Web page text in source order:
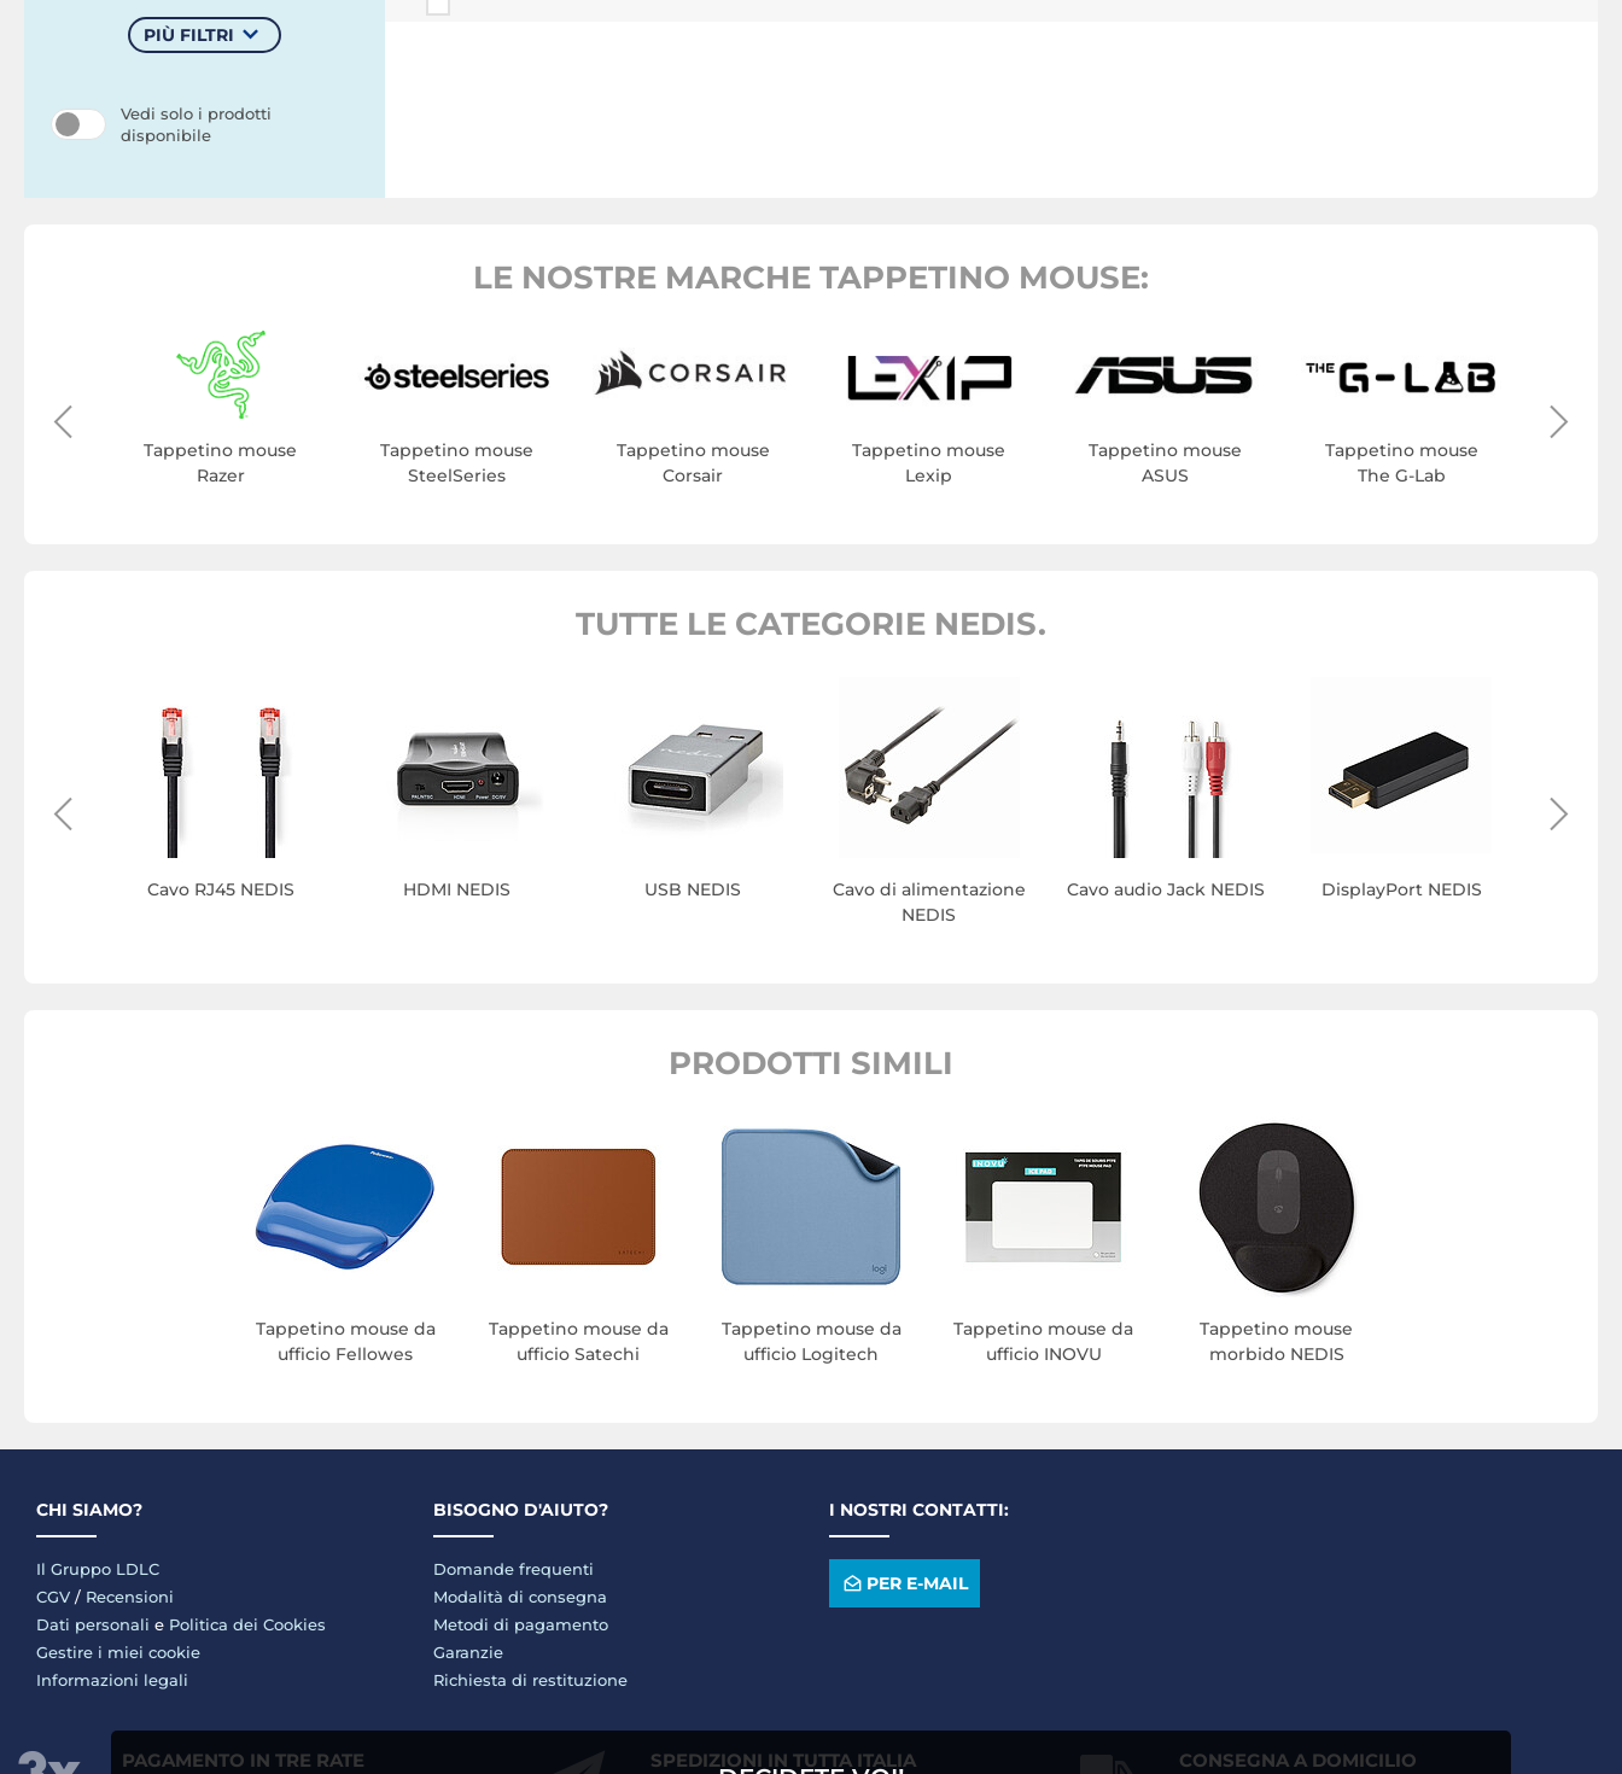
PIÙ FILTRI
Vedi solo i prodotti
disponibile
LE NOSTRE MARCHE TAPPETINO MOUSE:
Tappetino mouse
Razer
Tappetino mouse
SteelSeries
Tappetino mouse
Corsair
Tappetino mouse
Lexip
Tappetino mouse
ASUS
Tappetino mouse
The G-Lab
TUTTE LE CATEGORIE NEDIS.
Cavo RJ45 NEDIS HDMI NEDIS USB NEDIS
Cavo di alimentazione
NEDIS
Cavo audio Jack NEDIS DisplayPort NEDIS
PRODOTTI SIMILI
Tappetino mouse da
ufficio Fellowes
Tappetino mouse da
ufficio Satechi
Tappetino mouse da
ufficio Logitech
Tappetino mouse da
ufficio INOVU
Tappetino mouse
morbido NEDIS
CHI SIAMO?
Il Gruppo LDLC
CGV / Recensioni
Dati personali e Politica dei Cookies
Gestire i miei cookie
Informazioni legali
BISOGNO D'AIUTO?
Domande frequenti
Modalità di consegna
Metodi di pagamento
Garanzie
Richiesta di restituzione
I NOSTRI CONTATTI:
PER E-MAIL
PAGAMENTO IN TRE RATE SPEDIZIONI IN TUTTA ITALIA CONSEGNA A DOMICILIO